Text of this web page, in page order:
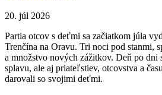
20. júl 2026
Partia otcov s deťmi sa začiatkom júla
Trenčína na Oravu. Tri noci pod stanmi,
a množstvo nových zážitkov. Deň po dni
splavu, ale aj priateľstiev, otcovstva a
darovali so svojimi deťmi.